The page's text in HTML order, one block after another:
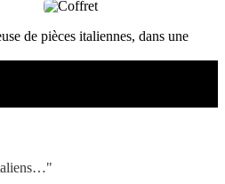
de pièces italiennes, dans une